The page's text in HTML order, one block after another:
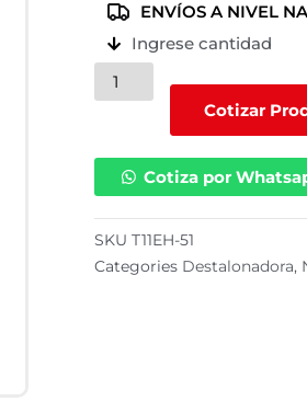
ENVÍOS A NIVEL
Ingrese cantidad
Mazo
para
llantas
negro
amarillo
cantidad
Cotizar
Cotiza por
SKU T11EH-51
Categories Destalonadora,